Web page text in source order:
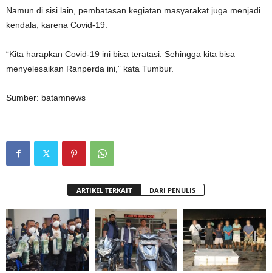
Namun di sisi lain, pembatasan kegiatan masyarakat juga menjadi
kendala, karena Covid-19.
“Kita harapkan Covid-19 ini bisa teratasi. Sehingga kita bisa
menyelesaikan Ranperda ini,” kata Tumbur.
Sumber: batamnews
ARTIKEL TERKAIT DARI PENULIS